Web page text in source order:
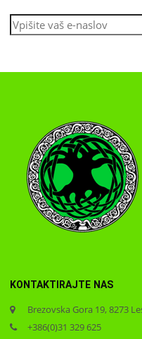
KONTAKTIRAJTE NAS
Brezovska Gora 19, 8273
+386(0)31 329 625